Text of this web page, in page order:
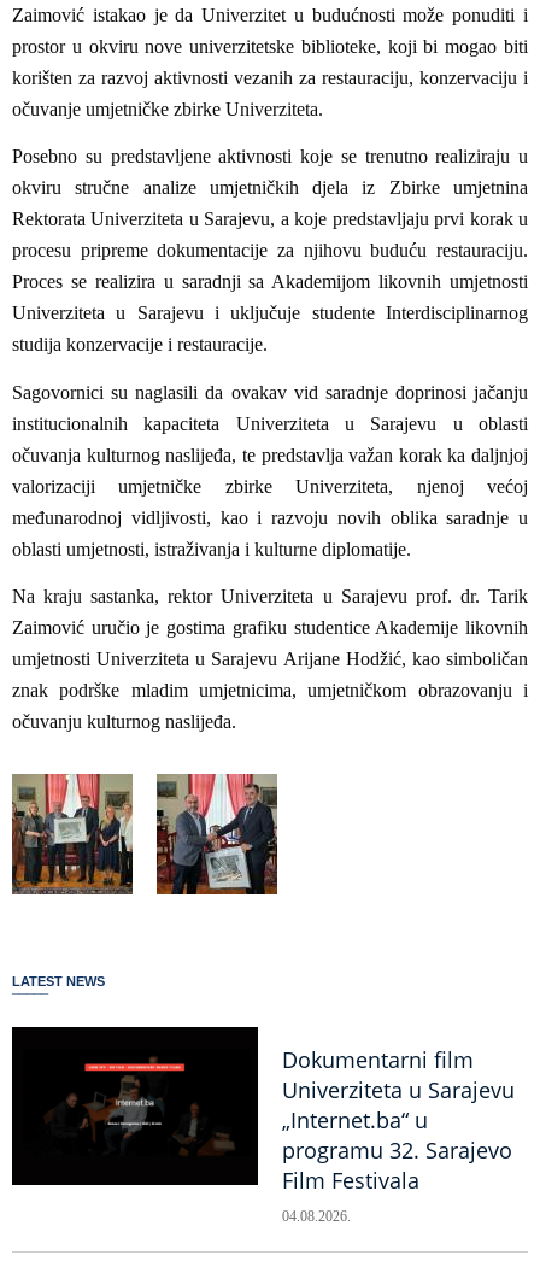
Zaimović istakao je da Univerzitet u budućnosti može ponuditi i
prostor u okviru nove univerzitetske biblioteke, koji bi mogao biti
korišten za razvoj aktivnosti vezanih za restauraciju, konzervaciju i
očuvanje umjetničke zbirke Univerziteta.
Posebno su predstavljene aktivnosti koje se trenutno realiziraju u
okviru stručne analize umjetničkih djela iz Zbirke umjetnina
Rektorata Univerziteta u Sarajevu, a koje predstavljaju prvi korak u
procesu pripreme dokumentacije za njihovu buduću restauraciju.
Proces se realizira u saradnji sa Akademijom likovnih umjetnosti
Univerziteta u Sarajevu i uključuje studente Interdisciplinarnog
studija konzervacije i restauracije.
Sagovornici su naglasili da ovakav vid saradnje doprinosi jačanju
institucionalnih kapaciteta Univerziteta u Sarajevu u oblasti
očuvanja kulturnog naslijeđa, te predstavlja važan korak ka daljnjoj
valorizaciji umjetničke zbirke Univerziteta, njenoj većoj
međunarodnoj vidljivosti, kao i razvoju novih oblika saradnje u
oblasti umjetnosti, istraživanja i kulturne diplomatije.
Na kraju sastanka, rektor Univerziteta u Sarajevu prof. dr. Tarik
Zaimović uručio je gostima grafiku studentice Akademije likovnih
umjetnosti Univerziteta u Sarajevu Arijane Hodžić, kao simboličan
znak podrške mladim umjetnicima, umjetničkom obrazovanju i
očuvanju kulturnog naslijeđa.
LATEST NEWS
Dokumentarni film
Univerziteta u Sarajevu
„Internet.ba“ u
programu 32. Sarajevo
Film Festivala
04.08.2026.